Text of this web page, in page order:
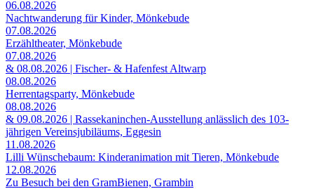
06.08.2026
Nachtwanderung für Kinder, Mönkebude
07.08.2026
Erzähltheater, Mönkebude
07.08.2026
& 08.08.2026 | Fischer- & Hafenfest Altwarp
08.08.2026
Herrentagsparty, Mönkebude
08.08.2026
& 09.08.2026 | Rassekaninchen-Ausstellung anlässlich des 103-
jährigen Vereinsjubiläums, Eggesin
11.08.2026
Lilli Wünschebaum: Kinderanimation mit Tieren, Mönkebude
12.08.2026
Zu Besuch bei den GramBienen, Grambin